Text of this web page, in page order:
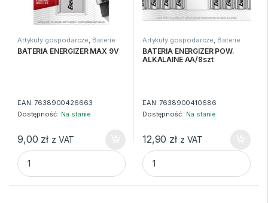
Artykuły gospodarcze, Baterie
BATERIA ENERGIZER MAX 9V
EAN:7638900426663
Dostępność: Na stanie
9,00 zł z VAT
BATERIA ENERGIZER MAX 9V quantity
Artykuły gospodarcze, Baterie
BATERIA ENERGIZER POW.
ALKALAINE AA/8szt
EAN:7638900410686
Dostępność: Na stanie
12,90 zł z VAT
BATERIA ENERGIZER POW.